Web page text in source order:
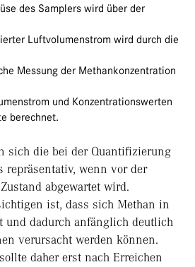
des Samplers wird über der
Luftvolumenstrom wird durch die
Messung der Methankonzentration
und Konzentrationswerten
berechnet.
sich die bei der Quantifizierung
repräsentativ, wenn vor der
abgewartet wird.
ist, dass sich Methan in
und dadurch anfänglich deutlich
verursacht werden können.
daher erst nach Erreichen